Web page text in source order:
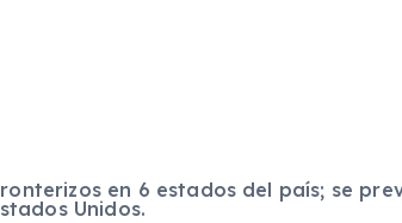
en 6 estados del país; se
Unidos.